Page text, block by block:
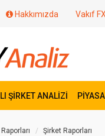
Hakkımızda Vakıf FX
ŞİRKET ANALİZİ
Şirket Raporları